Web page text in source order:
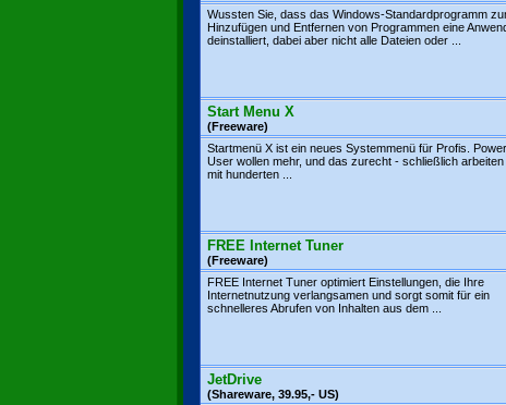
Wussten Sie, dass das Windows-Standardprogramm
Hinzufügen und Entfernen von Programmen eine
deinstalliert, dabei aber nicht alle Dateien oder ...
Start Menu X
(Freeware)
Startmenü X ist ein neues Systemmenü für Profis.
User wollen mehr, und das zurecht - schließlich arbeiten
mit hunderten ...
FREE Internet Tuner
(Freeware)
FREE Internet Tuner optimiert Einstellungen, die Ihre
Internetnutzung verlangsamen und sorgt somit für ein
schnelleres Abrufen von Inhalten aus dem ...
JetDrive
(Shareware, 39.95,- US)